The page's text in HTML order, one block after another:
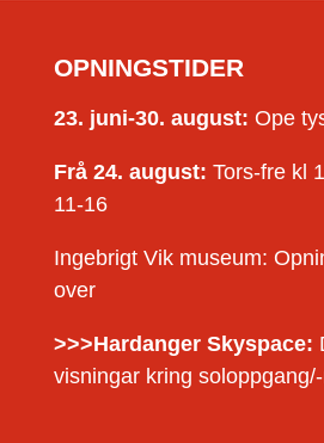
OPNINGSTIDER
23. juni-30. august: Ope
Frå 24. august: Tors-fre kl
11-16
Ingebrigt Vik museum:
over
>>>Hardanger Skyspace:
visningar kring